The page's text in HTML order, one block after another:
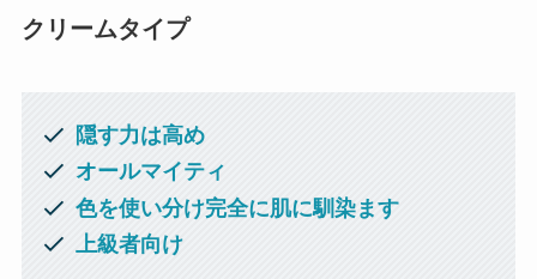
クリームタイプ
隠す力は高め
オールマイティ
色を使い分け完全に肌に馴染ます
上級者向け